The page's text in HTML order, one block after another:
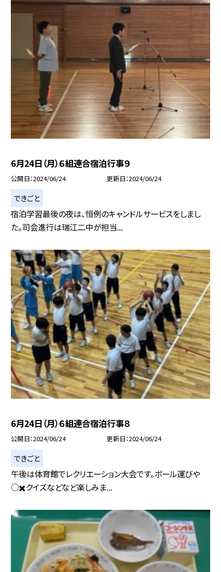
6月24日（月）６組連合宿泊行事９
公開日 2024/06/24 更新日 2024/06/24
できごと
宿泊学習最後の夜は、恒例のキャンドルサービスをしまし
た。司会進行は瑞江二中が担当...
6月24日（月）６組連合宿泊行事８
公開日 2024/06/24 更新日 2024/06/24
できごと
午後は体育館でレクリエーション大会です。ボール運びや
○✖️クイズなどなど楽しみま...